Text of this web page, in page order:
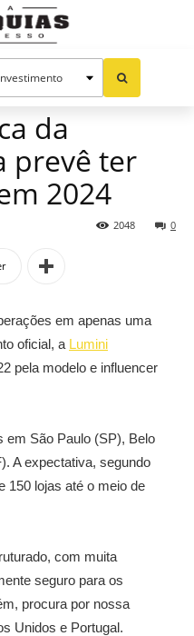
da
prevê ter
2024
0
2048
em apenas uma
oficial, a Lumini
pela modelo e influencer
em São Paulo (SP), Belo
A expectativa, segundo
150 lojas até o meio de
com muita
seguro para os
procura por nossa
Unidos e Portugal.